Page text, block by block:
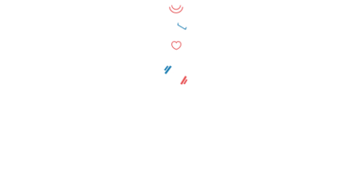
Winback高能射頻治療
徒手物理治療